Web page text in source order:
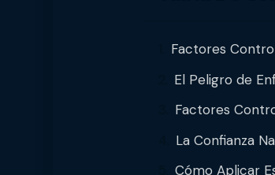
Factores
El Peligro de
Factores
La Confianza
Cómo Aplicar